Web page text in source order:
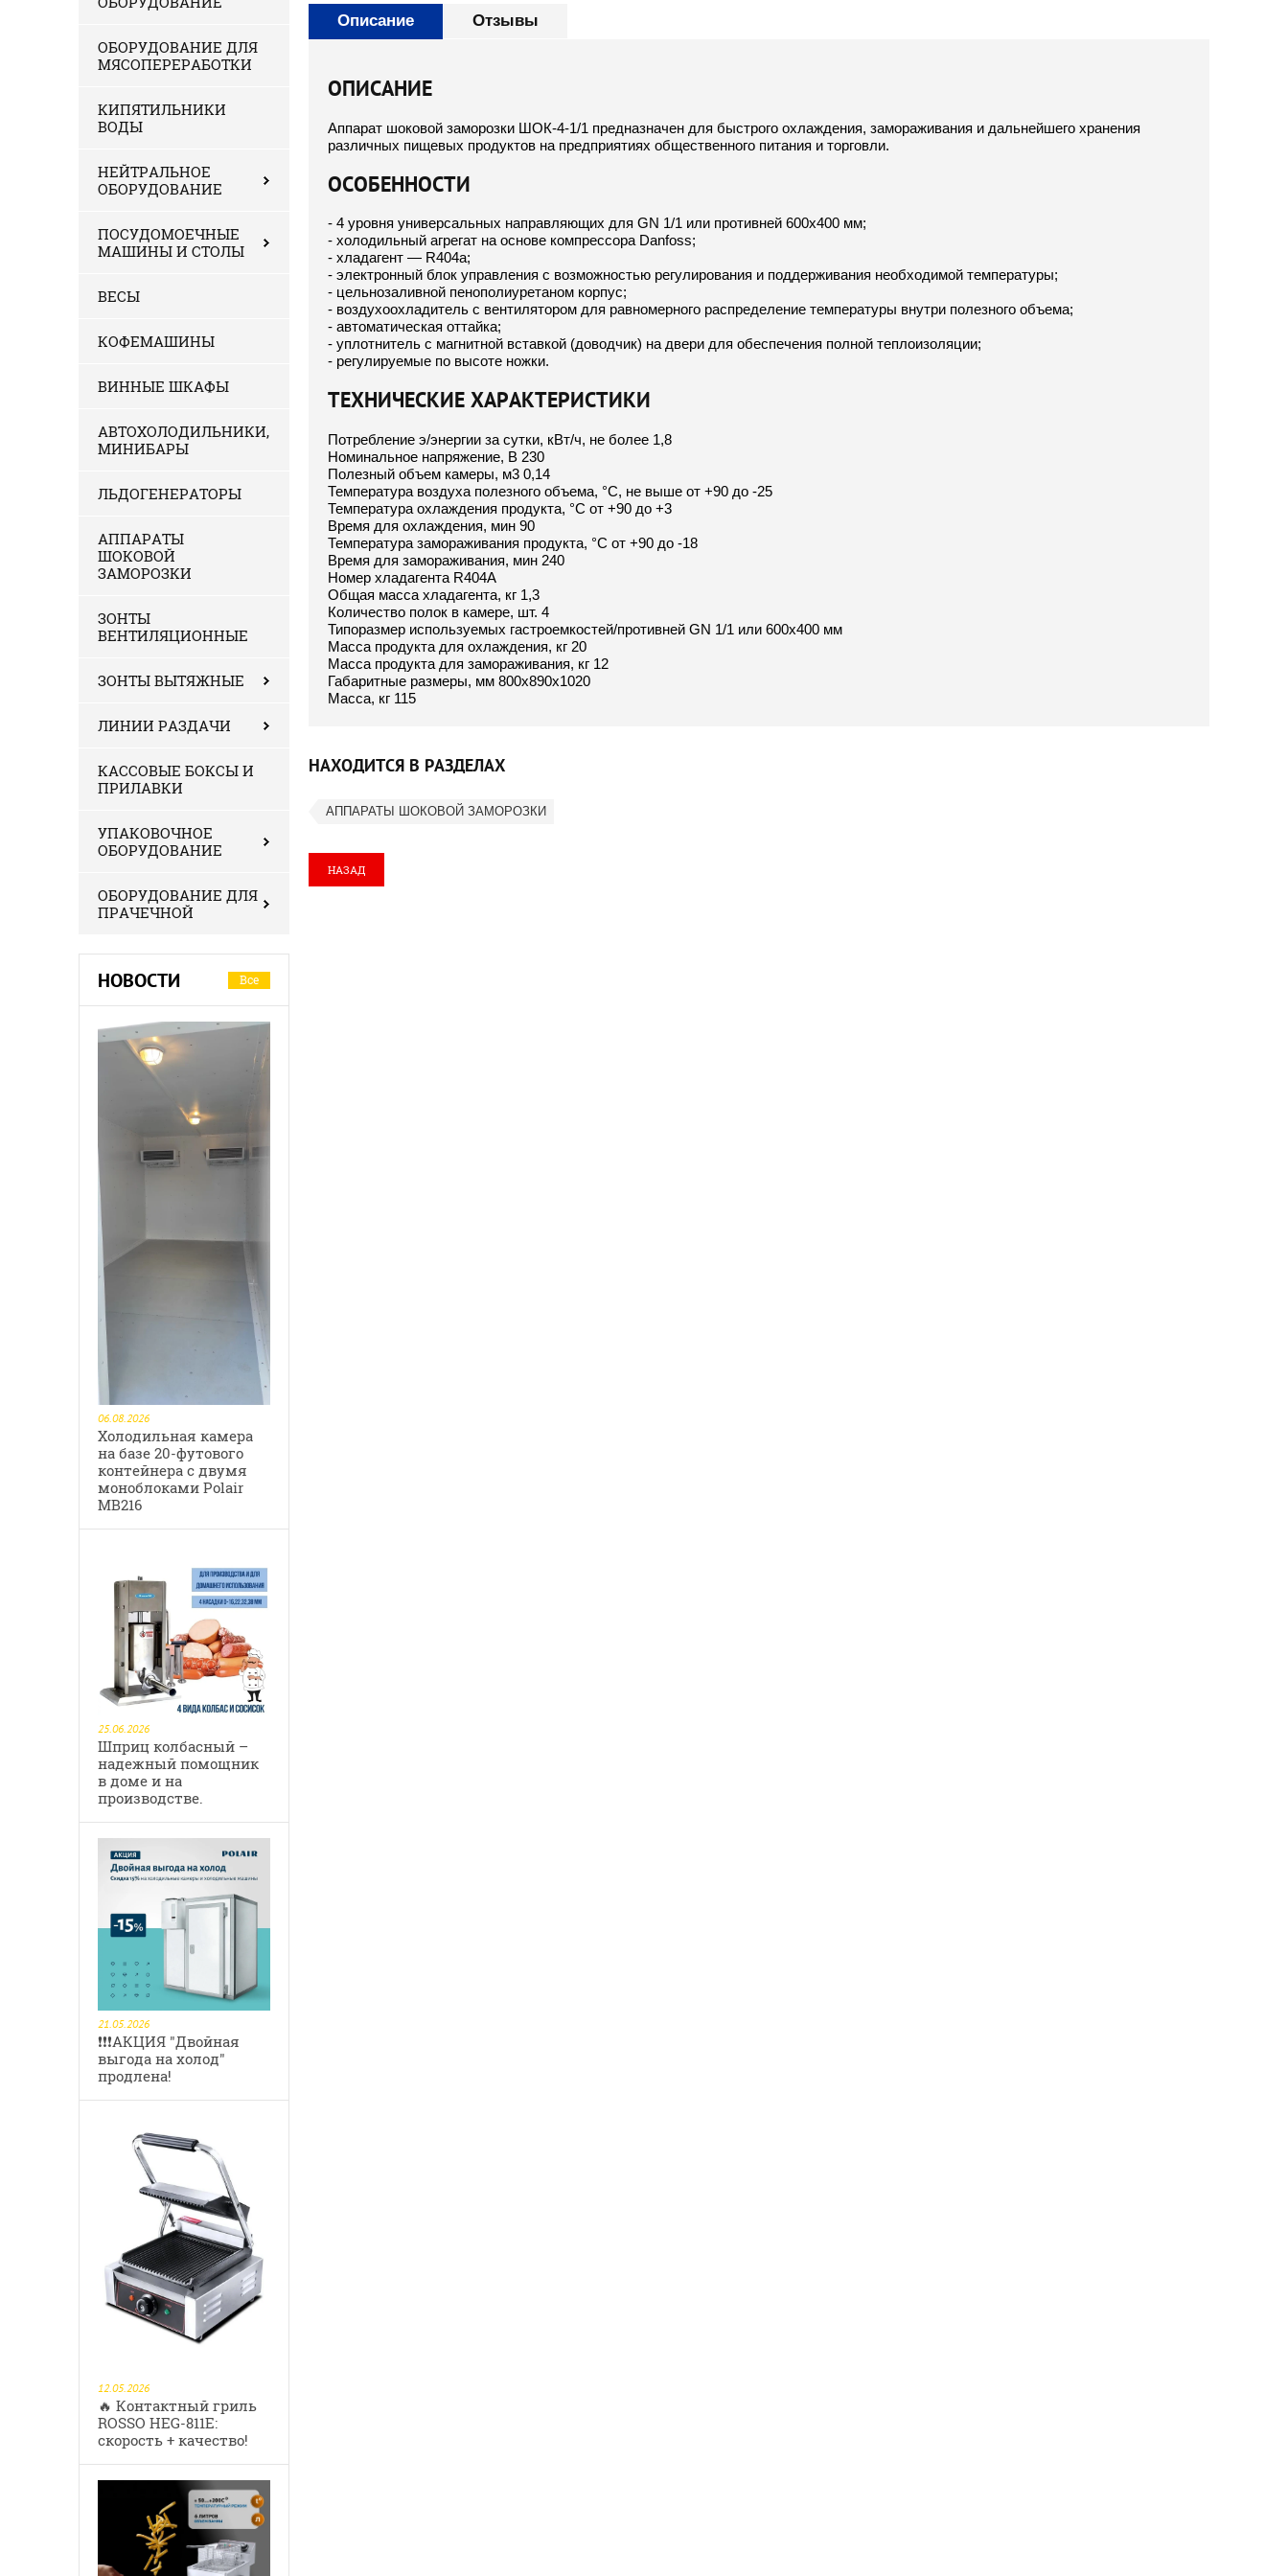
ОБОРУДОВАНИЕ ДЛЯ
МЯСОПЕРЕРАБОТКИ
КИПЯТИЛЬНИКИ
ВОДЫ
НЕЙТРАЛЬНОЕ
ОБОРУДОВАНИЕ
ПОСУДОМОЕЧНЫЕ
МАШИНЫ И СТОЛЫ
ВЕСЫ
КОФЕМАШИНЫ
ВИННЫЕ ШКАФЫ
АВТОХОЛОДИЛЬНИКИ,
МИНИБАРЫ
ЛЬДОГЕНЕРАТОРЫ
АППАРАТЫ
ШОКОВОЙ
ЗАМОРОЗКИ
ЗОНТЫ
ВЕНТИЛЯЦИОННЫЕ
ЗОНТЫ ВЫТЯЖНЫЕ
ЛИНИИ РАЗДАЧИ
КАССОВЫЕ БОКСЫ И
ПРИЛАВКИ
УПАКОВОЧНОЕ
ОБОРУДОВАНИЕ
ОБОРУДОВАНИЕ ДЛЯ
ПРАЧЕЧНОЙ
НОВОСТИ Все
06.08.2026
Холодильная камера
на базе 20-футового
контейнера с двумя
моноблоками Polair
MB216
25.06.2026
Шприц колбасный –
надежный помощник
в доме и на
производстве.
21.05.2026
❗❗❗️АКЦИЯ "Двойная
выгода на холод"
продлена!
12.05.2026
🔥 Контактный гриль
ROSSO HEG‑811E:
скорость + качество!
Описание Отзывы
ОПИСАНИЕ
Аппарат шоковой заморозки ШОК-4-1/1 предназначен для быстрого охлаждения, замораживания и дальнейшего хранения
различных пищевых продуктов на предприятиях общественного питания и торговли.
ОСОБЕННОСТИ
- 4 уровня универсальных направляющих для GN 1/1 или противней 600х400 мм;
- холодильный агрегат на основе компрессора Danfoss;
- хладагент — R404a;
- электронный блок управления с возможностью регулирования и поддерживания необходимой температуры;
- цельнозаливной пенополиуретаном корпус;
- воздухоохладитель с вентилятором для равномерного распределение температуры внутри полезного объема;
- автоматическая оттайка;
- уплотнитель с магнитной вставкой (доводчик) на двери для обеспечения полной теплоизоляции;
- регулируемые по высоте ножки.
ТЕХНИЧЕСКИЕ ХАРАКТЕРИСТИКИ
Потребление э/энергии за сутки, кВт/ч, не более 1,8
Номинальное напряжение, В 230
Полезный объем камеры, м3 0,14
Температура воздуха полезного объема, °С, не выше от +90 до -25
Температура охлаждения продукта, °С от +90 до +3
Время для охлаждения, мин 90
Температура замораживания продукта, °С от +90 до -18
Время для замораживания, мин 240
Номер хладагента R404A
Общая масса хладагента, кг 1,3
Количество полок в камере, шт. 4
Типоразмер используемых гастроемкостей/противней GN 1/1 или 600х400 мм
Масса продукта для охлаждения, кг 20
Масса продукта для замораживания, кг 12
Габаритные размеры, мм 800х890х1020
Масса, кг 115
НАХОДИТСЯ В РАЗДЕЛАХ
АППАРАТЫ ШОКОВОЙ ЗАМОРОЗКИ
НАЗАД